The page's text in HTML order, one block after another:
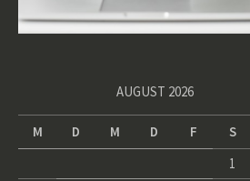
AUGUST 2026
M D M D F S
1